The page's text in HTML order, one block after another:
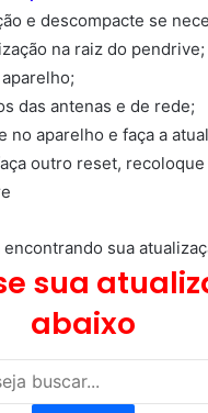
e descompacte se
na raiz do pendrive;
das antenas e de rede;
no aparelho e faça a
outro reset,
encontrando sua
sua
abaixo